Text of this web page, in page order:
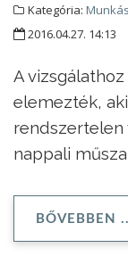
Kategória:
2016.04.27. 14:13
A
elemezték,
rendszertelen
nappali
BŐVEBBEN